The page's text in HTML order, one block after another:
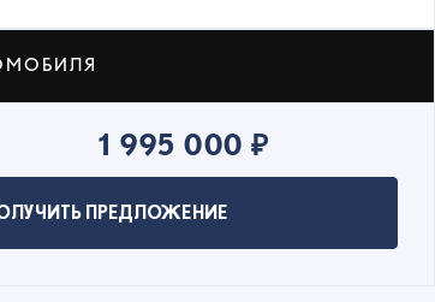
1 995 000 ₽
ПРЕДЛОЖЕНИЕ